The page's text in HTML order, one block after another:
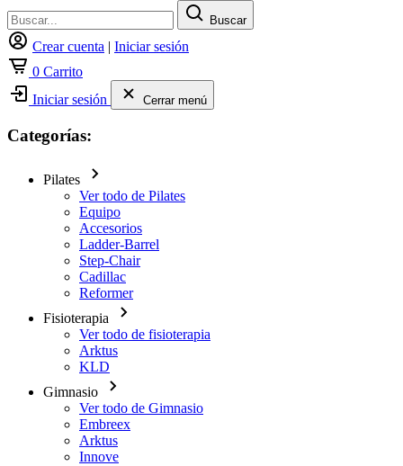
Buscar
Crear cuenta | Iniciar sesión
0 Carrito
Iniciar sesión
Cerrar menú
Categorías:
Pilates
Ver todo de Pilates
Equipo
Accesorios
Ladder-Barrel
Step-Chair
Cadillac
Reformer
Fisioterapia
Ver todo de fisioterapia
Arktus
KLD
Gimnasio
Ver todo de Gimnasio
Embreex
Arktus
Innove